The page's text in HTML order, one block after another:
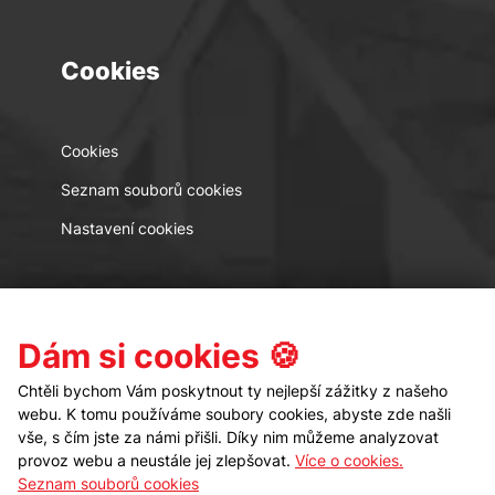
Cookies
Cookies
Seznam souborů cookies
Nastavení cookies
Kontakt Sledujte nás
Dám si cookies 🍪
Chtěli bychom Vám poskytnout ty nejlepší zážitky z našeho
webu. K tomu používáme soubory cookies, abyste zde našli
vše, s čím jste za námi přišli. Díky nim můžeme analyzovat
provoz webu a neustále jej zlepšovat. Více o cookies.
Seznam souborů cookies